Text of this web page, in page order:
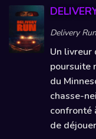
Delivery Run
Un livreur
poursuite
du
chasse-
confronté
de